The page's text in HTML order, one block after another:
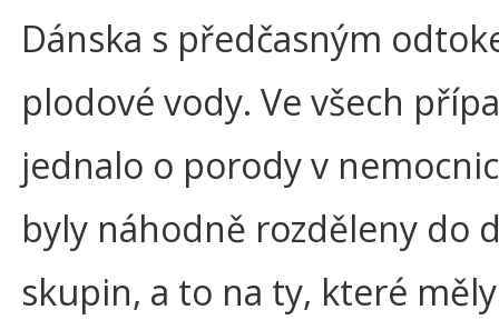
Dánska s předčasným
plodové vody. Ve všech
jednalo o porody v
byly náhodně rozděleny do
skupin, a to na ty, které